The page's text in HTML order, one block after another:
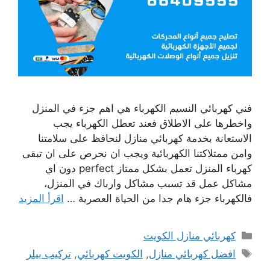
فني كهربائي النسيم الكهرباء هي اهم جزء في المنزل
واخطرها على الاطلاق فعند تعطل الكهرباء يجب
الاستعانة بخدمة كهربائي منازل لنحافظ على سلامتنا
وامن ممتلاكتنا الكهربائية ويجب ان نحرص على ان تبقى
كهرباء المنزل تعمل بشكل ممتاز perfect دون اي
مشاكل عمل قد تسبب مشاكل وارباك في المنزل،
فالكهرباء جزء هام جدا من الحياة العصرية … اقرأ المزيد
التصنيفات
كهربائي منازل الكويت
الوسوم
افضل كهربائي منازل, الكويت كهربائي,تركيب بيلر